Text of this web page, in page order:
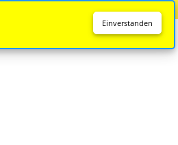
Einverstanden